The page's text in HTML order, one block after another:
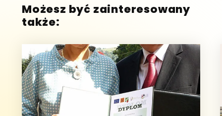
Możesz być zainteresowany
także: